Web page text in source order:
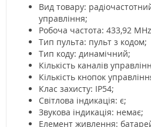
Вид товару:
управління;
Робоча частота: 433,92
Тип пульта: пульт з кодом;
Тип коду: динамічний;
Кількість каналів
Кількість кнопок
Клас захисту: ІР54;
Світлова індикація: є;
Звукова індикація: немає;
Елемент живлення: